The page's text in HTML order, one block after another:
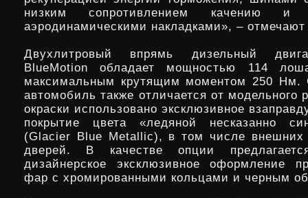
низким сопротивлением качению и
аэродинамическими накладками», –
Двухлитровый впрямь дизельный
BlueMotion обладает мощностью 114
максимальным крутящим моментом 250 Нм.
автомобиль также отличается от модельного
окраски использовано эксклюзивное
покрытие цвета «ледяной несказанно
(Glacier Blue Metallic), в том числе внешних
дверей. В качестве опции
дизайнерское эксклюзивное оформление
фар с хромированными кольцами и черным